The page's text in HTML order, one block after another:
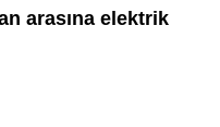
arasına elektrik